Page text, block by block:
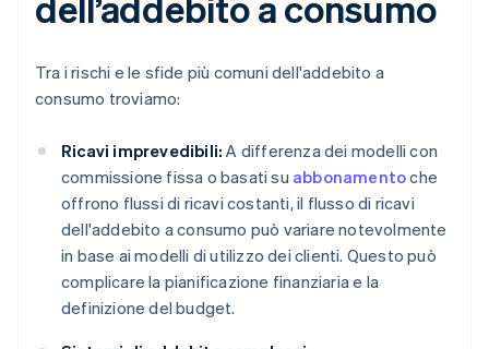
Tra i rischi e le sfide più comuni dell'addebito a
consumo troviamo:
Ricavi imprevedibili: A differenza dei modelli con
commissione fissa o basati su abbonamentoche
offrono flussi di ricavi costanti, il flusso di ricavi
dell'addebito a consumo può variare notevolmente
in base ai modelli di utilizzo dei clienti. Questo può
complicare la pianificazione finanziaria e la
definizione del budget.